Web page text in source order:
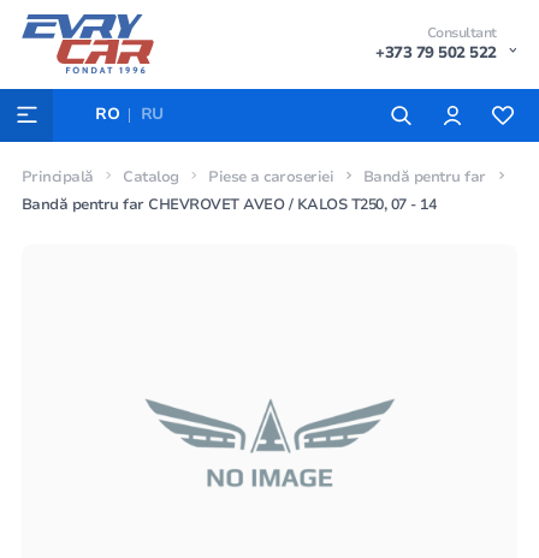
Consultant
+373 79 502 522
RO RU
Principală Catalog Piese a caroseriei
Bandă pentru far
Bandă pentru far CHEVROVET AVEO / KALOS T250, 07 - 14